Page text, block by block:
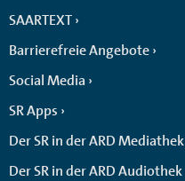
SAARTEXT
Barrierefreie Angebote
Social Media
SR Apps
Der SR in der ARD Mediathek
Der SR in der ARD Audiothek